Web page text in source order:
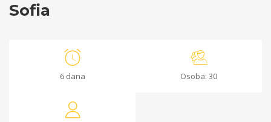
Sofia
6 dana Osoba: 30
Sofia